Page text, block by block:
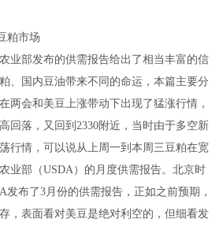
粕市场
部发布的供需报告给出了相当丰富的信
、国内豆油带来不同的命运，本篇主要分
两会和美豆上涨带动下出现了猛涨行情，
回落，又回到2330附近，当时由于多空新
行情，可以说从上周一到本周三豆粕在宽
业部（USDA）的月度供需报告。北京时
发布了3月份的供需报告，正如之前预期，
，表面看对美豆是绝对利空的，但细看发